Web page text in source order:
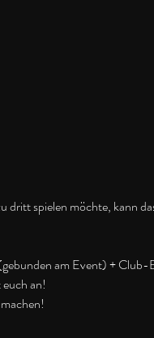
spielen möchte, kann
am Event) +
an!